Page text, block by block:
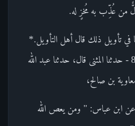
من عُذِّب به مُخزٍ له.
في تأويل ذلك قال أهل التأويل.*
ذكر من قال ذلك:8794 - حدثنا المثنى قال، حدثنا عبد الله
بن صالح،
ابن عباس: " ومن يعص الله